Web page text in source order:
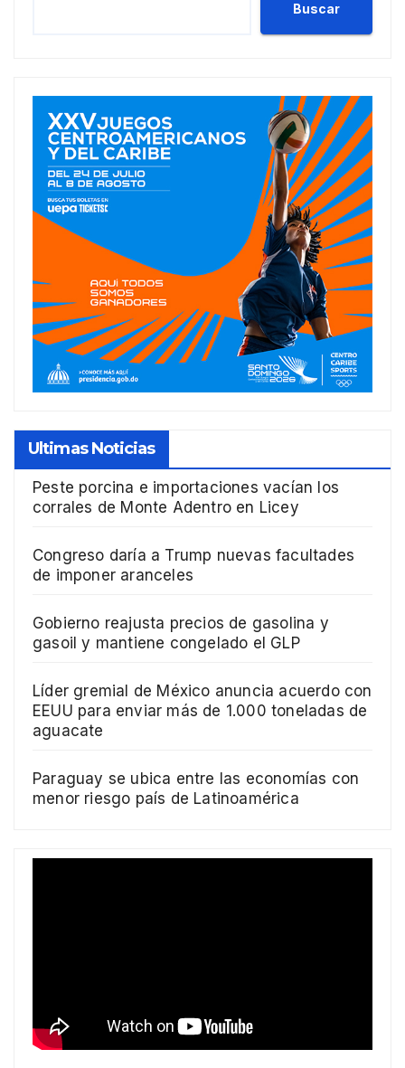
Buscar
Ultimas Noticias
Peste porcina e importaciones vacían los
corrales de Monte Adentro en Licey
Congreso daría a Trump nuevas facultades
de imponer aranceles
Gobierno reajusta precios de gasolina y
gasoil y mantiene congelado el GLP
Líder gremial de México anuncia acuerdo con
EEUU para enviar más de 1.000 toneladas de
aguacate
Paraguay se ubica entre las economías con
menor riesgo país de Latinoamérica